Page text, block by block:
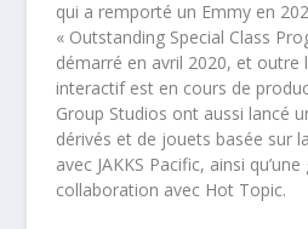
qui a remporté un Emmy en
« Outstanding Special Class
démarré en avril 2020, et outre
interactif est en cours de
Group Studios ont aussi lancé
dérivés et de jouets basée sur
avec JAKKS Pacific, ainsi
collaboration avec Hot Topic.